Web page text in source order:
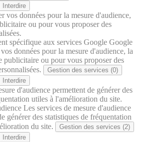
Interdire
vos données pour la mesure d'audience,
ou pour vous proposer des
spécifique aux services Google Google
données pour la mesure d'audience, la
publicitaire ou pour vous proposer des
Gestion des services (0)
Interdire
d'audience permettent de générer des
utiles à l'amélioration du site.
Les services de mesure d'audience
générer des statistiques de fréquentation
du site.
Gestion des services (2)
Interdire